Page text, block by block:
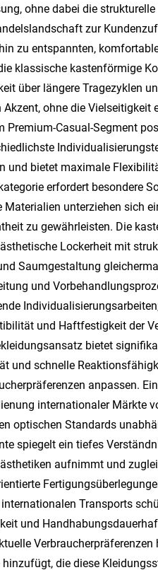
ohne dabei die
zur
zu entspannten,
klassische kastenförmige
über längere Tragezyklen
ohne die Vielseitigkeit
Casual-Segment
und bietet maximale
erfordert besondere
unterziehen sich
zu gewährleisten. Die
Lockerheit mit
Saumgestaltung
und
und Haftfestigkeit der
bietet
und schnelle
anpassen.
internationaler Märkte
optischen Standards
spiegelt ein tiefes
aufnimmt und
Transports
und
die diese